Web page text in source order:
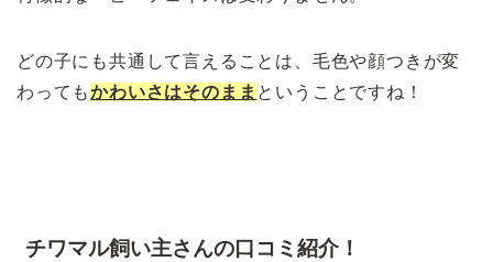
どの子にも共通して言えることは、毛色や顔つきが変
わってもかわいさはそのまま ということですね！
チワマル飼い主さんの口コミ紹介！